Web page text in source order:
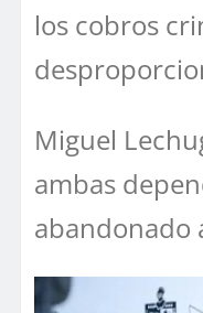
los cobros
Miguel
ambas
abandonado